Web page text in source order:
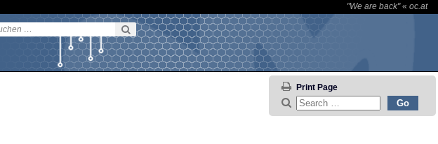
"We are back"« oc.at
Print Page